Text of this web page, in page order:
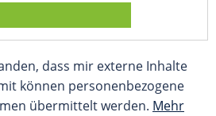
dass mir externe Inhalte
können personenbezogene
übermittelt werden. Mehr